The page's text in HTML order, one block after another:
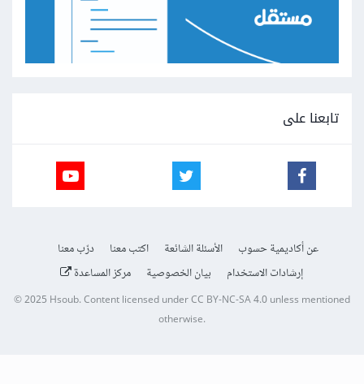
تابعنا على
عن أكاديمية حسوب الأسئلة الشائعة اكتب معنا
درّب معنا
إرشادات الاستخدام
بيان الخصوصية مركز المساعدة
© 2025Hsoub.Content licensed underCC BY-NC-SA 4.0unless mentioned
otherwise.